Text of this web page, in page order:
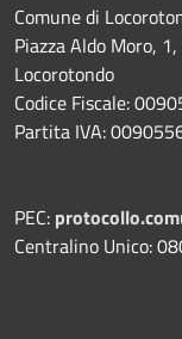
Comune di
Piazza Aldo Moro,
Locorotondo
Codice Fiscale:
Partita IVA:
PEC:
Centralino Unico: